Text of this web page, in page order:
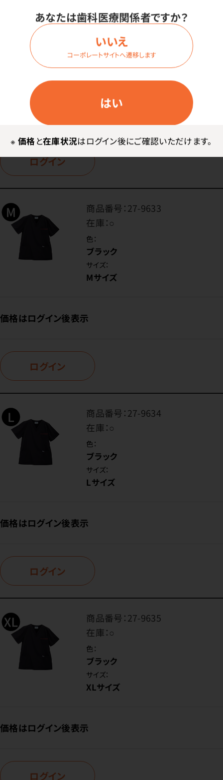
あなたは歯科医療関係者ですか？
はい
いいえ
コーポレートサイトへ遷移します
※ 価格と在庫状況はログイン後にご確認いただけます。
在庫：○
メチルブルー
サイズ：
2XLサイズ
価格はログイン後表示
ログイン
商品番号：27-9633
在庫：○
色：
ブラック
サイズ：
Mサイズ
価格はログイン後表示
ログイン
商品番号：27-9634
在庫：○
色：
ブラック
サイズ：
Lサイズ
価格はログイン後表示
ログイン
商品番号：27-9635
在庫：○
色：
ブラック
サイズ：
XLサイズ
価格はログイン後表示
ログイン